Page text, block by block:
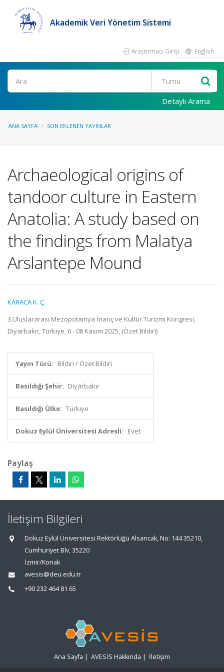
Akademik Veri Yönetim Sistemi
Araştırmacı Girişi English
Ara
Detaylı Arama
ANA SAYFA SON EKLENEN YAYINLAR
Archaeological origins of
tandoor culture in Eastern
Anatolia: A study based on
the findings from Malatya
Arslantepe Mound
KARACA K. Ç.
3.Uluslararası Mezopotamya İnanç ve Kültür Turizmi Kongresi,
Diyarbakır, Türkiye, 6 - 08 Kasım 2025, (Özet Bildiri)
Yayın Türü: Bildiri / Özet Bildiri
Basıldığı Şehir: Diyarbakır
Basıldığı Ülke: Türkiye
Dokuz Eylül Üniversitesi Adresli: Evet
Paylaş
İletişim Bilgileri
Dokuz Eylül Üniversitesi Rektörlüğü Alsancak, No: 144 35210,
Cumhuriyet Blv, 35220
İzmir/Konak
avesis@deu.edu.tr
+90 232 464 81 65
Ana Sayfa | AVESİS Hakkında | İletişim